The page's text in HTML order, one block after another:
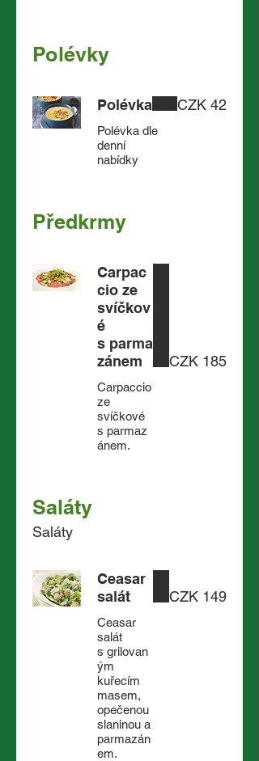
Polévky
Polévka
Polévka dle
denní
nabídky
CZK 42
Předkrmy
Carpac
cio ze
svíčkov
é
s parma
zánem
Carpaccio
ze
svíčkové
s parmaz
ánem.
CZK 185
Saláty
Saláty
Ceasar
salát
Ceasar
salát
s grilovan
ým
kuřecím
masem,
opečenou
slaninou a
parmazán
em.
CZK 149